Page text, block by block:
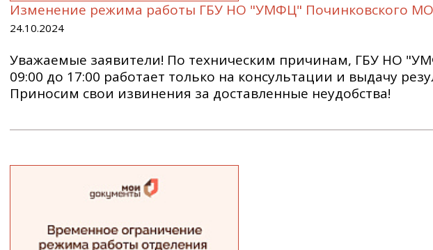
Изменение режима работы ГБУ НО "УМФЦ" Починковского МО
24.10.2024
Уважаемые заявители! По техническим причинам, ГБУ НО
09:00 до 17:00 работает только на консультации и выдачу
Приносим свои извинения за доставленные неудобства!